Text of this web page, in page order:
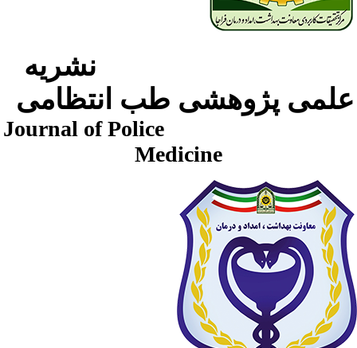
نشریه
پژوهشی طب انتظامی
Journal of Police
Medicine